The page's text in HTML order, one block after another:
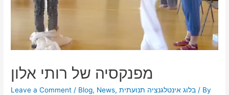
מפנקסיה של רותי אלון
Leave a Comment / Blog, News,בלוג אינטלגנציה תנועתית / By